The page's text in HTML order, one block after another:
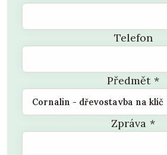
Telefon
Předmět*
Zpráva *